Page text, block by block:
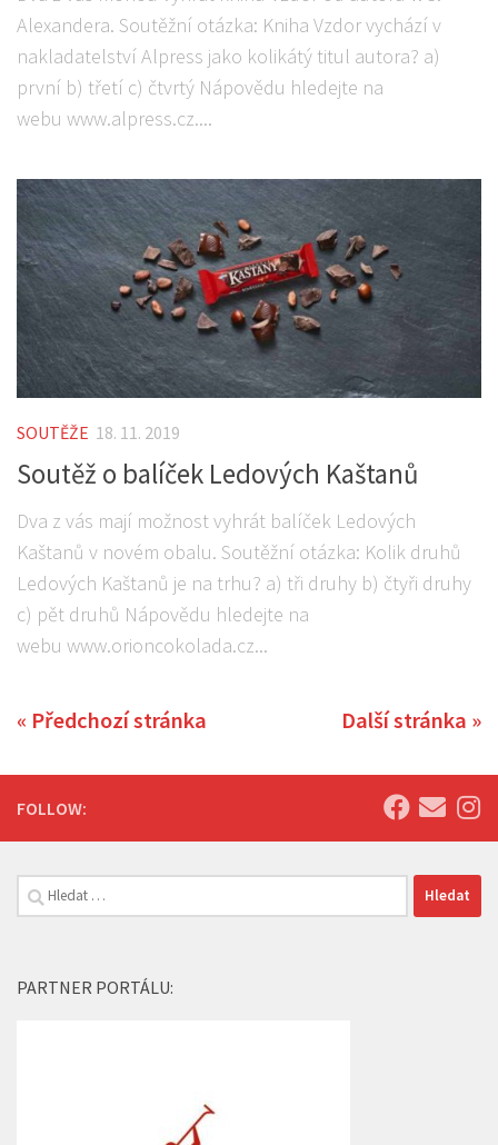
Alexandera. Soutěžní otázka: Kniha Vzdor vychází v
nakladatelství Alpress jako kolikátý titul autora? a)
první b) třetí c) čtvrtý Nápovědu hledejte na
webu www.alpress.cz....
SOUTĚŽE 18. 11. 2019
Soutěž o balíček Ledových Kaštanů
Dva z vás mají možnost vyhrát balíček Ledových
Kaštanů v novém obalu. Soutěžní otázka: Kolik druhů
Ledových Kaštanů je na trhu? a) tři druhy b) čtyři druhy
c) pět druhů Nápovědu hledejte na
webu www.orioncokolada.cz...
« Předchozí stránka Další stránka »
FOLLOW:
Vyhledávání
PARTNER PORTÁLU: